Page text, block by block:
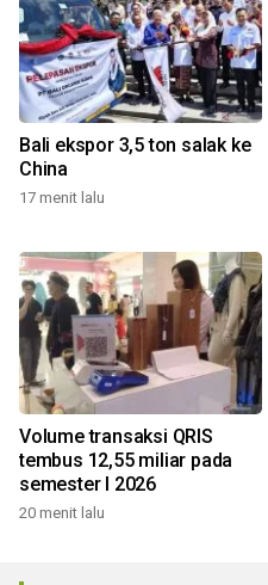
Bali ekspor 3,5 ton salak ke
China
17 menit lalu
Volume transaksi QRIS
tembus 12,55 miliar pada
semester I 2026
20 menit lalu